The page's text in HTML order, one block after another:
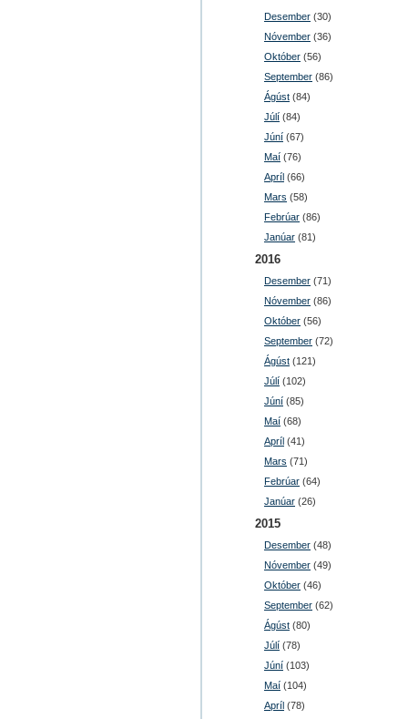
Desember (30)
Nóvember (36)
Október (56)
September (86)
Ágúst (84)
Júlí (84)
Júní (67)
Maí (76)
Apríl (66)
Mars (58)
Febrúar (86)
Janúar (81)
2016
Desember (71)
Nóvember (86)
Október (56)
September (72)
Ágúst (121)
Júlí (102)
Júní (85)
Maí (68)
Apríl (41)
Mars (71)
Febrúar (64)
Janúar (26)
2015
Desember (48)
Nóvember (49)
Október (46)
September (62)
Ágúst (80)
Júlí (78)
Júní (103)
Maí (104)
Apríl (78)